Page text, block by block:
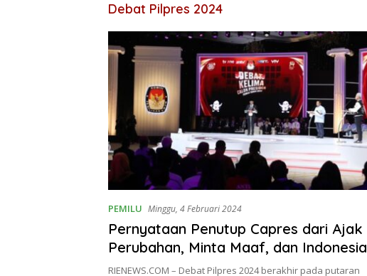
Debat Pilpres 2024
PEMILU Minggu, 4 Februari 2024
Pernyataan Penutup Capres dari Ajak
Perubahan, Minta Maaf, dan Indonesia
Lebih Baik
RIENEWS.COM – Debat Pilpres 2024 berakhir pada putaran